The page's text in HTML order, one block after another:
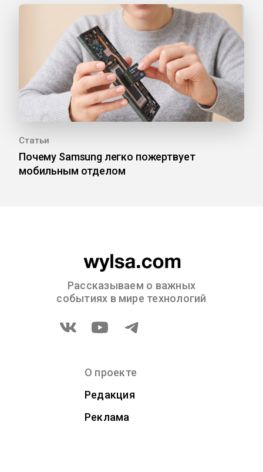
Статьи
Почему Samsung легко пожертвует
мобильным отделом
Рассказываем о важных
событиях в мире технологий
О проекте
Редакция
Реклама